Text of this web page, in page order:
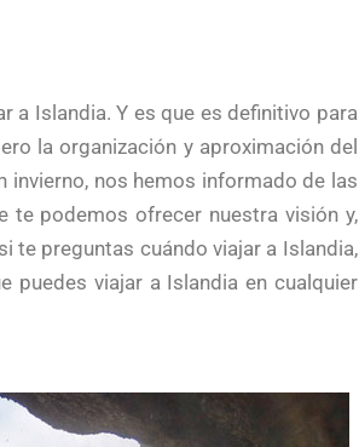
a Islandia. Y es que es definitivo para
la organización y aproximación del
invierno, nos hemos informado de las
te podemos ofrecer nuestra visión y,
te preguntas cuándo viajar a Islandia,
puedes viajar a Islandia en cualquier